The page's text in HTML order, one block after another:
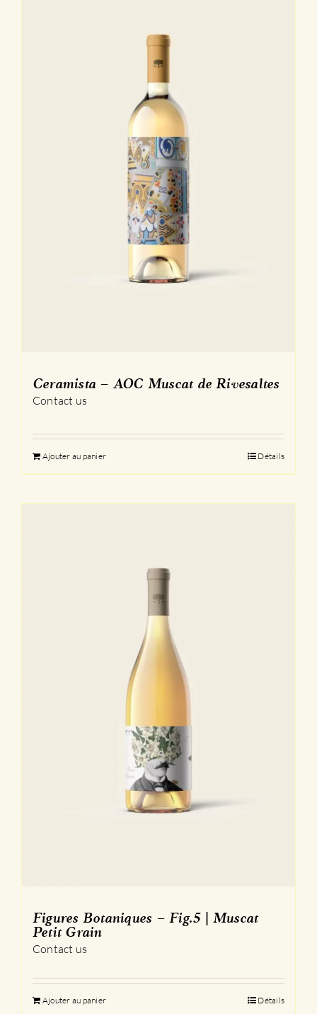
Ceramista – AOC Muscat de Rivesaltes
Contact us
Ajouter au panier Détails
Figures Botaniques – Fig.5 | Muscat
Petit Grain
Contact us
Ajouter au panier Détails